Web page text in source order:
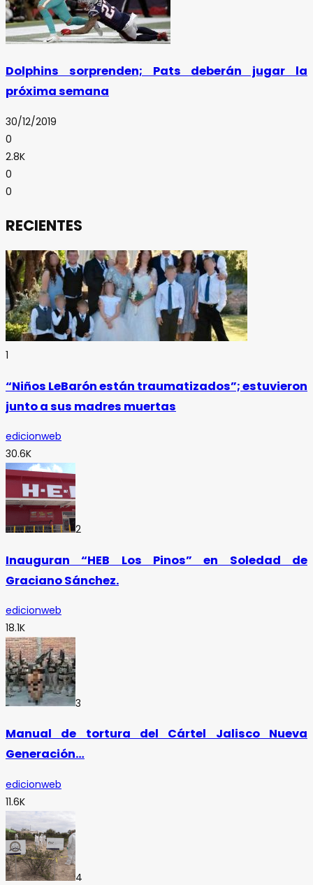
Dolphins sorprenden; Pats deberán jugar la
próxima semana
30/12/2019
0
2.8K
0
0
RECIENTES
1
“Niños LeBarón están traumatizados”; estuvieron
junto a sus madres muertas
edicionweb
30.6K
2
Inauguran “HEB Los Pinos” en Soledad de
Graciano Sánchez.
edicionweb
18.1K
3
Manual de tortura del Cártel Jalisco Nueva
Generación…
edicionweb
11.6K
4